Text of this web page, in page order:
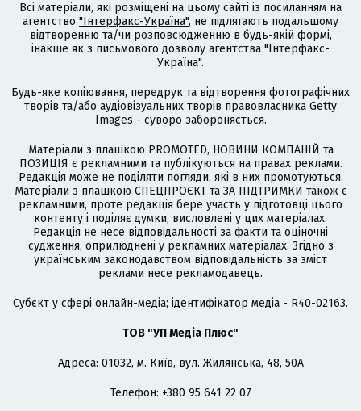
Всі матеріали, які розміщені на цьому сайті із посиланням на
агентство "Інтерфакс-Україна", не підлягають подальшому
відтворенню та/чи розповсюдженню в будь-якій формі,
інакше як з письмового дозволу агентства "Інтерфакс-
Україна".
Будь-яке копіювання, передрук та відтворення фотографічних
творів та/або аудіовізуальних творів правовласника Getty
Images - суворо забороняється.
Матеріали з плашкою PROMOTED, НОВИНИ КОМПАНІЙ та
ПОЗИЦІЯ є рекламними та публікуються на правах реклами.
Редакція може не поділяти погляди, які в них промотуються.
Матеріали з плашкою СПЕЦПРОЄКТ та ЗА ПІДТРИМКИ також є
рекламними, проте редакція бере участь у підготовці цього
контенту і поділяє думки, висловлені у цих матеріалах.
Редакція не несе відповідальності за факти та оціночні
судження, оприлюднені у рекламних матеріалах. Згідно з
українським законодавством відповідальність за зміст
реклами несе рекламодавець.
Cубєкт у сфері онлайн-медіа; ідентифікатор медіа - R40-02163.
ТОВ "УП Медіа Плюс"
Адреса: 01032, м. Київ, вул. Жилянська, 48, 50А
Телефон: +380 95 641 22 07